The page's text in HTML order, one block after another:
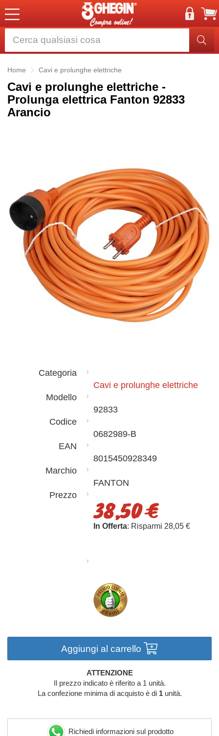
Home Cavi e prolunghe elettriche
Cavi e prolunghe elettriche -
Prolunga elettrica Fanton 92833
Arancio
Categoria
Cavi e prolunghe elettriche
Modello
92833
Codice
0682989-B
EAN
8015450928349
Marchio
FANTON
Prezzo
38,50 €
In Offerta: Risparmi 28,05 €
Aggiungi al carrello
ATTENZIONE
Il prezzo indicato è riferito a 1 unità.
La confezione minima di acquisto è di 1unità.
Richiedi informazioni sul prodotto